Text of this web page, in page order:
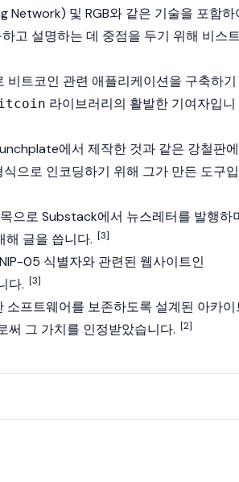
Network) 및 RGB와 같은 기술을 포함하
고 설명하는 데 중점을 두기 위해 비스
비트코인 관련 애플리케이션을 구축하기
라이브러리의 활발한 기여자입니
에서 제작한 것과 같은 강철판에
으로 인코딩하기 위해 그가 만든 도구입
으로 Substack에서 뉴스레터를 발행하
해 글을 씁니다. [3]
05 식별자와 관련된 웹사이트인
다. [3]
프트웨어를 보존하도록 설계된 아카이
그 가치를 인정받았습니다. [2]